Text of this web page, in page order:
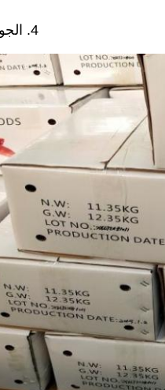
4. الجوانب الأخرى التي يجب علينا الاهتمام بها.